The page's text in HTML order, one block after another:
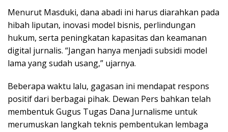
Menurut Masduki, dana abadi ini harus diarahkan pada
hibah liputan, inovasi model bisnis, perlindungan
hukum, serta peningkatan kapasitas dan keamanan
digital jurnalis. “Jangan hanya menjadi subsidi model
lama yang sudah usang,” ujarnya.
Beberapa waktu lalu, gagasan ini mendapat respons
positif dari berbagai pihak. Dewan Pers bahkan telah
membentuk Gugus Tugas Dana Jurnalisme untuk
merumuskan langkah teknis pembentukan lembaga